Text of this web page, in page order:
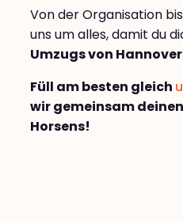
Von der Organisation
uns um alles, damit du
Umzugs von
Füll am besten gleich
wir gemeinsam
Horsens!